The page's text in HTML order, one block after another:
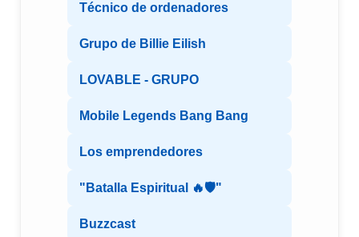
Técnico de ordenadores
Grupo de Billie Eilish
LOVABLE - GRUPO
Mobile Legends Bang Bang
Los emprendedores
"Batalla Espiritual 🔥🛡️"
Buzzcast